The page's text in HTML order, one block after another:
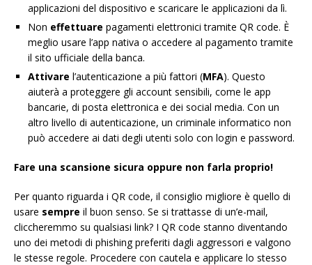
applicazioni del dispositivo e scaricare le applicazioni da lì.
Non effettuare pagamenti elettronici tramite QR code. È
meglio usare l’app nativa o accedere al pagamento tramite
il sito ufficiale della banca.
Attivare l’autenticazione a più fattori (MFA). Questo
aiuterà a proteggere gli account sensibili, come le app
bancarie, di posta elettronica e dei social media. Con un
altro livello di autenticazione, un criminale informatico non
può accedere ai dati degli utenti solo con login e password.
Fare una scansione sicura oppure non farla proprio!
Per quanto riguarda i QR code, il consiglio migliore è quello di
usare sempre il buon senso. Se si trattasse di un’e-mail,
cliccheremmo su qualsiasi link? I QR code stanno diventando
uno dei metodi di phishing preferiti dagli aggressori e valgono
le stesse regole. Procedere con cautela e applicare lo stesso